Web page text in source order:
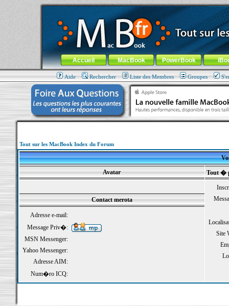
MacBook-fr.com : 100% Apple... 100% nomade !
Aller au contenu-Aller au menu général-Aller au menu de
Menu général
Accueil MacBook PowerBook
Aide Rechercher Liste des Membres Groupes
Tout sur les MacBook Index du Forum
Avatar
Tout �
Site
Contact merota
Adresse e-mail:
Message Priv�:
MSN Messenger:
Yahoo Messenger:
Adresse AIM:
Num�ro ICQ: